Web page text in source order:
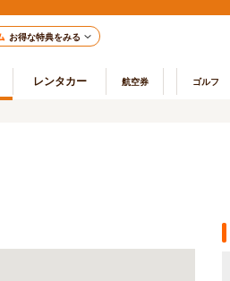
お得な特典をみる
レンタカー 航空券 ゴルフ